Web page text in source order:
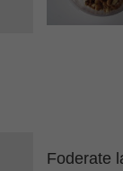
Foderate